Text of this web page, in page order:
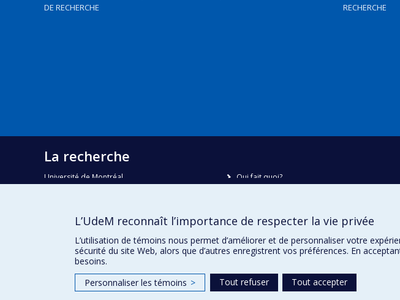
DE RECHERCHE
RECHERCHE
La recherche
Université de Montréal
Courriel:recherche@umontreal.ca
Qui fait quoi?
Plan du site
Accessibilité
L’UdeM reconnaît l’importance de respecter la vie privée
L’utilisation de témoins nous permet d’améliorer et de personnaliser votre
sécurité du site Web, alors que d’autres enregistrent vos préférences. En
besoins.
Personnaliser les témoins > Tout refuser
Tout accepter